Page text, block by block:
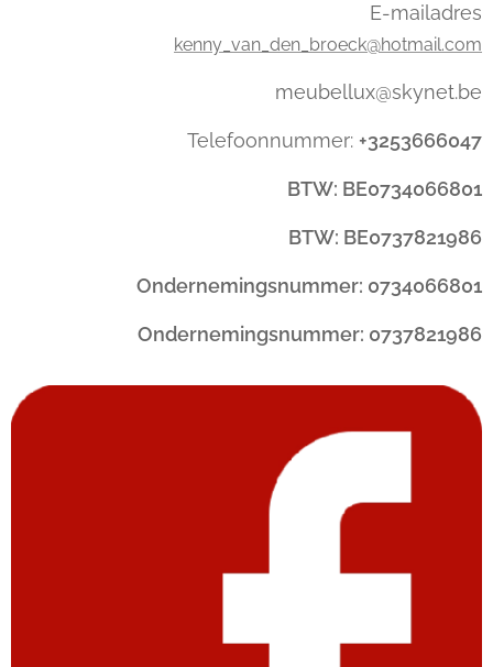
E-mailadres
kenny_van_den_broeck@hotmail.com
meubellux@skynet.be
Telefoonnummer: +3253666047
BTW: BE0734066801
BTW: BE0737821986
Ondernemingsnummer: 0734066801
Ondernemingsnummer: 0737821986